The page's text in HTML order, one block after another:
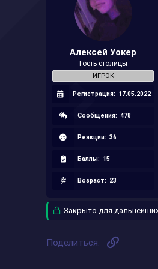
Алексей Уокер
Гость столицы
ИГРОК
Регистрация: 17.05.2022
Сообщения: 478
Реакции: 36
Баллы: 15
Возраст: 23
Закрыто для
Поделиться: